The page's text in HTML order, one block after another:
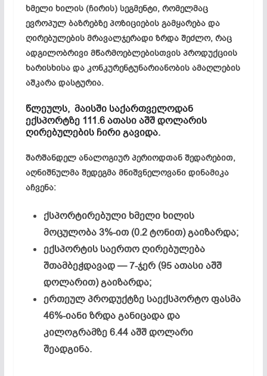
ხმელი ხილის (ჩირის) სეგმენტი, რომელმაც
ევროპულ ბაზრებზე პოზიციების გამყარება და
ღირებულების მრავალჯერადი ზრდა შეძლო, რაც
ადგილობრივი მწარმოებლებისთვის პროდუქციის
ხარისხისა და კონკურენტუნარიანობის ამაღლების
აშკარა დასტურია.
წლეულს, მაისში საქართველოდან
ექსპორტზე 111.6 ათასი აშშ დოლარის
ღირებულების ჩირი გავიდა.
შარშანდელ ანალოგიურ პერიოდთან შედარებით,
აღნიშნულმა შედეგმა მნიშვნელოვანი დინამიკა
აჩვენა:
ქსპორტირებული ხმელი ხილის
მოცულობა 3%-ით (0.2 ტონით) გაიზარდა;
ექსპორტის საერთო ღირებულება
შთამბეჭდავად — 7-ჯერ (95 ათასი აშშ
დოლარით) გაიზარდა;
ერთეულ პროდუქტზე საექსპორტო ფასმა
46%-იანი ზრდა განიცადა და
კილოგრამზე 6.44 აშშ დოლარი
შეადგინა.